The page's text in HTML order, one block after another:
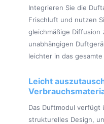
Integrieren Sie die
Frischluft und nutzen
gleichmäßige Diffusion
unabhängigen
leichter in das
Leicht
Das Duftmodul verfügt
strukturelles Design,